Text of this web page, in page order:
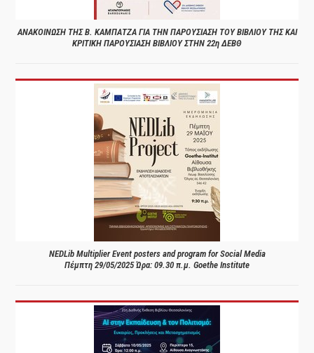
ΑΝΑΚΟΙΝΩΣΗ ΤΗΣ Β. ΚΑΜΠΑΤΖΑ ΓΙΑ ΤΗΝ ΠΑΡΟΥΣΙΑΣΗ ΤΟΥ ΒΙΒΛΙΟΥ ΤΗΣ ΚΑΙ
ΚΡΙΤΙΚΗ ΠΑΡΟΥΣΙΑΣΗ ΒΙΒΛΙΟΥ ΣΤΗΝ 22η ΔΕΒΘ
NEDLib Multiplier Event posters and program for Social Media
Πέμπτη 29/05/2025 Ώρα: 09.30 π.μ. Goethe Institute